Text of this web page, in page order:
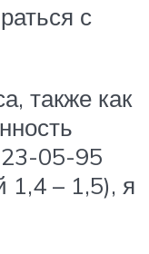
с
также как
05-95
– 1,5), я